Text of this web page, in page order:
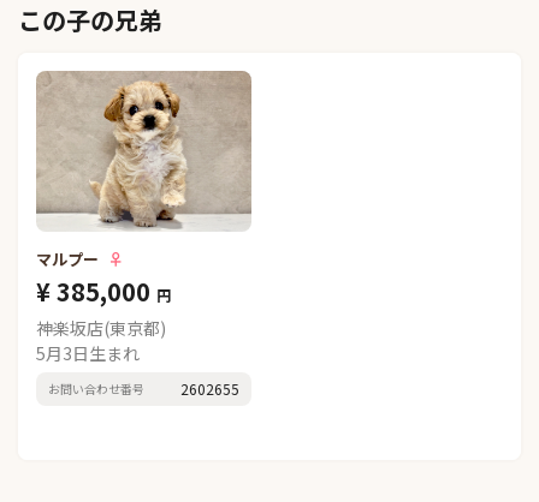
この子の兄弟
マルプー ♀
¥ 385,000 円
神楽坂店(東京都)
5月3日生まれ
お問い合わせ番号 2602655